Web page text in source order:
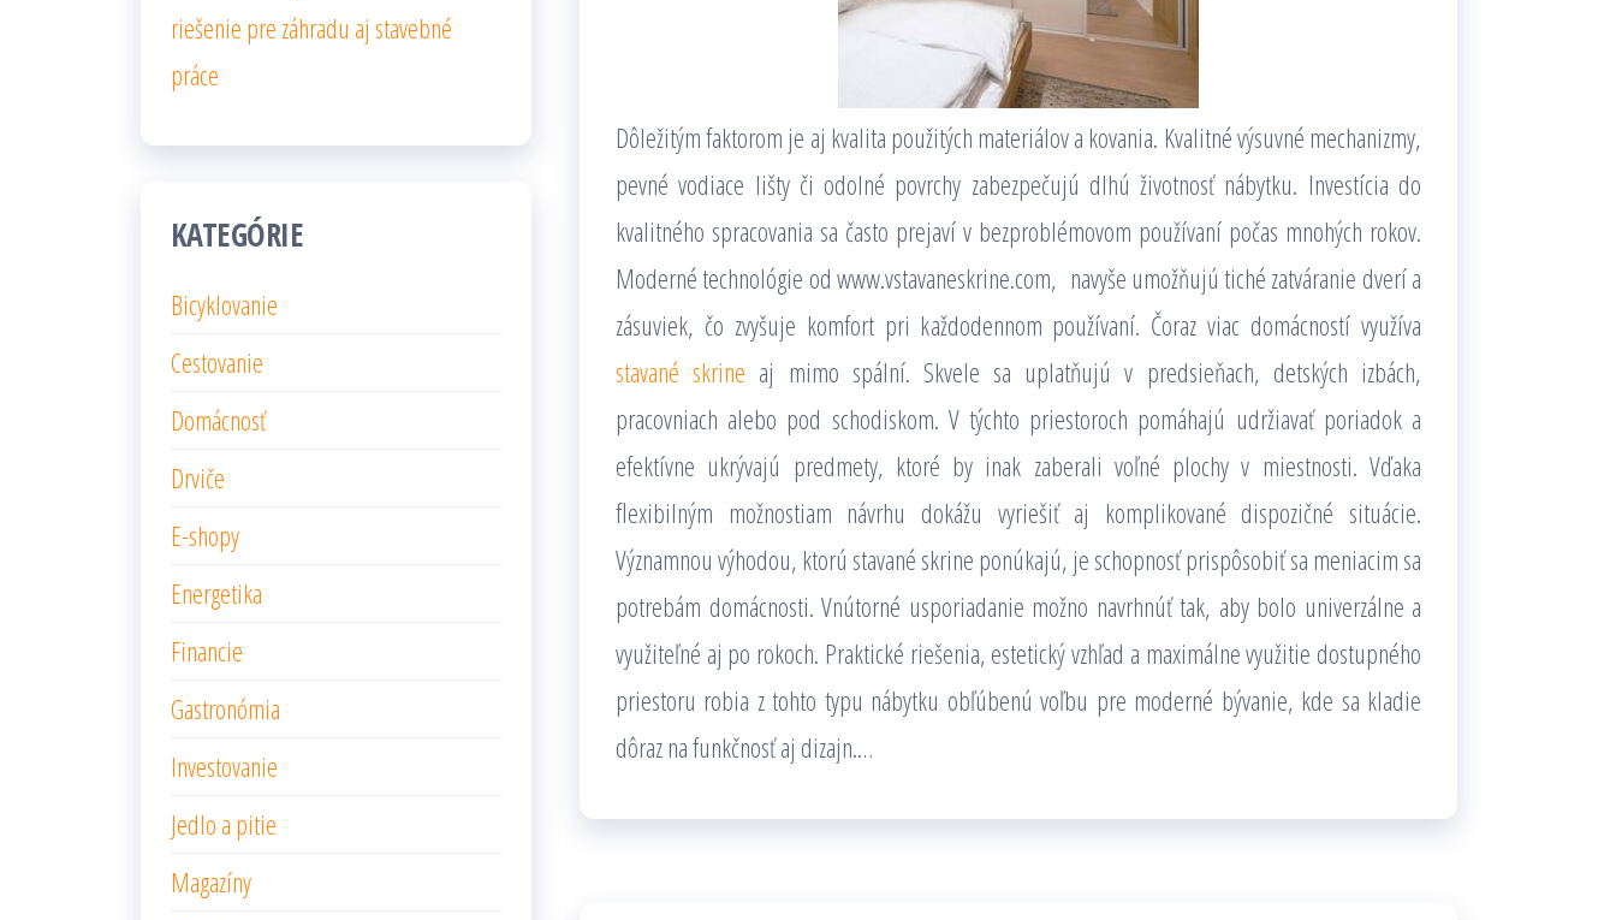
Dôležitým faktorom je aj kvalita použitých materiálov a kovania. Kvalitné výsuvné mechanizmy,
pevné vodiace lišty či odolné povrchy zabezpečujú dlhú životnosť nábytku. Investícia do
kvalitného spracovania sa často prejaví v bezproblémovom používaní počas mnohých rokov.
Moderné technológie od www.vstavaneskrine.com, navyše umožňujú tiché zatváranie dverí a
zásuviek, čo zvyšuje komfort pri každodennom používaní. Čoraz viac domácností využíva
stavané skrine aj mimo spální. Skvele sa uplatňujú v predsieňach, detských izbách,
pracovniach alebo pod schodiskom. V týchto priestoroch pomáhajú udržiavať poriadok a
efektívne ukrývajú predmety, ktoré by inak zaberali voľné plochy v miestnosti. Vďaka
flexibilným možnostiam návrhu dokážu vyriešiť aj komplikované dispozičné situácie.
Významnou výhodou, ktorú stavané skrine ponúkajú, je schopnosť prispôsobiť sa meniacim sa
potrebám domácnosti. Vnútorné usporiadanie možno navrhnúť tak, aby bolo univerzálne a
využiteľné aj po rokoch. Praktické riešenia, estetický vzhľad a maximálne využitie dostupného
priestoru robia z tohto typu nábytku obľúbenú voľbu pre moderné bývanie, kde sa kladie
dôraz na funkčnosť aj dizajn.…
riešenie pre záhradu aj stavebné
práce
KATEGÓRIE
Bicyklovanie
Cestovanie
Domácnosť
Drviče
E-shopy
Energetika
Financie
Gastronómia
Investovanie
Jedlo a pitie
Magazíny